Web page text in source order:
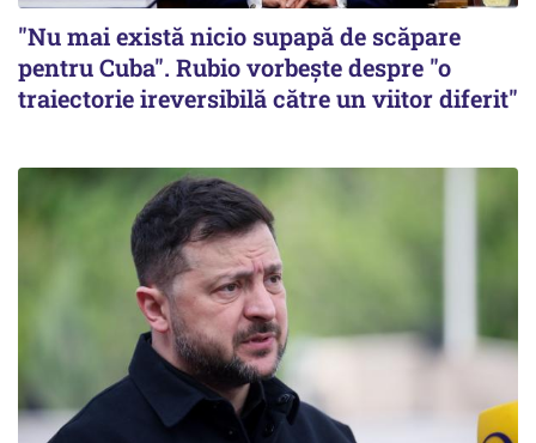
"Nu mai există nicio supapă de scăpare
pentru Cuba". Rubio vorbește despre "o
traiectorie ireversibilă către un viitor diferit"